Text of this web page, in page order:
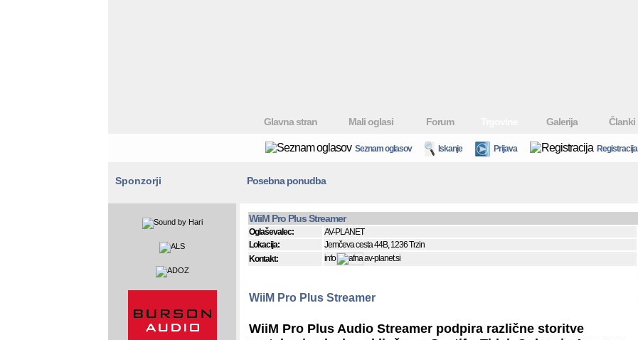
Glavna stran Mali oglasi Forum Galerija Članki
Seznam oglasov Iskanje Prijava Registracija
Sponzorji Posebna ponudba
WiiM Pro Plus Streamer
Oglaševalec: AV-PLANET
Lokacija:
Jemčeva cesta 44B, 1236 Trzin
Kontakt:
info av-planet.si
WiiM Pro Plus Streamer
WiiM Pro Plus Audio Streamer podpira različne storitve